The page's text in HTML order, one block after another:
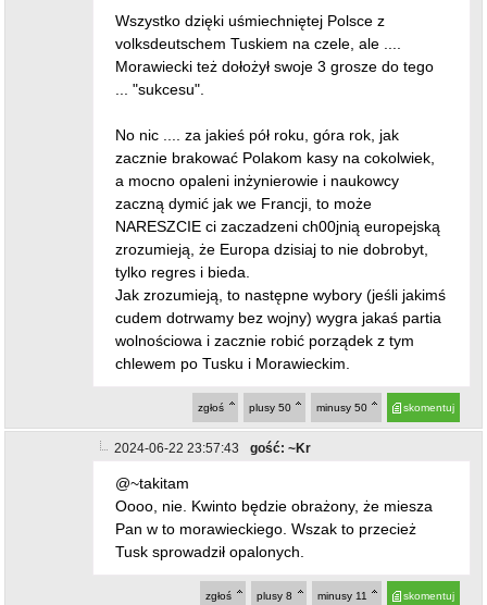
Wszystko dzięki uśmiechniętej Polsce z
volksdeutschem Tuskiem na czele, ale ....
Morawiecki też dołożył swoje 3 grosze do tego
... "sukcesu".
No nic .... za jakieś pół roku, góra rok, jak
zacznie brakować Polakom kasy na cokolwiek,
a mocno opaleni inżynierowie i naukowcy
zaczną dymić jak we Francji, to może
NARESZCIE ci zaczadzeni ch00jnią europejską
zrozumieją, że Europa dzisiaj to nie dobrobyt,
tylko regres i bieda.
Jak zrozumieją, to następne wybory (jeśli jakimś
cudem dotrwamy bez wojny) wygra jakaś partia
wolnościowa i zacznie robić porządek z tym
chlewem po Tusku i Morawieckim.
skomentuj
minusy 50
plusy 50
zgłoś
2024-06-22 23:57:43 gość: ~Kr
@~takitam
Oooo, nie. Kwinto będzie obrażony, że miesza
Pan w to morawieckiego. Wszak to przecież
Tusk sprowadził opalonych.
skomentuj
minusy 11
plusy 8
zgłoś